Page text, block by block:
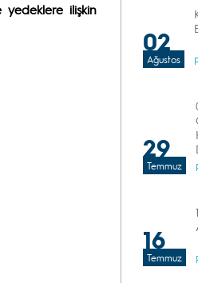
ilişkin
02
Ağustos
29
Temmuz
16
Temmuz